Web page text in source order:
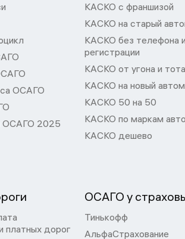
ОСАГО
ОСАГО 2025
КАСКО с франшизой
КАСКО на старый
КАСКО без телефона и
регистрации
КАСКО от угона и
КАСКО на новый
КАСКО 50 на 50
КАСКО по маркам авто
КАСКО дешево
платных дорог
ОСАГО у
Тинькофф
АльфаСтрахование